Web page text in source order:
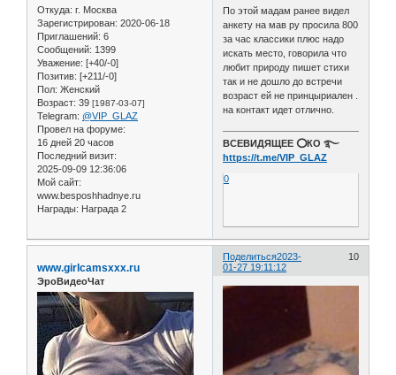
Откуда: г. Москва
Зарегистрирован: 2020-06-18
Приглашений: 6
Сообщений: 1399
Уважение: [+40/-0]
Позитив: [+211/-0]
Пол: Женский
Возраст: 39 [1987-03-07]
Telegram: @VIP_GLAZ
Провел на форуме:
16 дней 20 часов
Последний визит:
2025-09-09 12:36:06
Мой сайт:
www.besposhhadnye.ru
Награды: Награда 2
По этой мадам ранее видел
анкету на мав ру просила 800
за час классики плюс надо
искать место, говорила что
любит природу пишет стихи
так и не дошло до встречи
возраст ей не принцыриален .
на контакт идет отлично.
ВСЕВИДЯЩЕЕ ⭕️КО ࿐
https://t.me/VIP_GLAZ
0
Поделиться 10
2023-
01-27 19:11:12
www.girlcamsxxx.ru
ЭроВидеоЧат